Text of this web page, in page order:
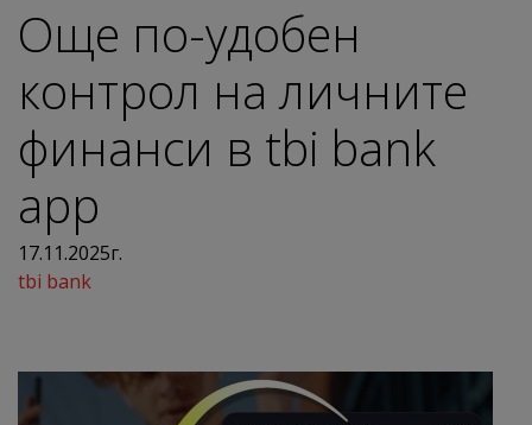
Още по-удобен
контрол на личните
финанси в tbi bank
app
17.11.2025г.
tbi bank